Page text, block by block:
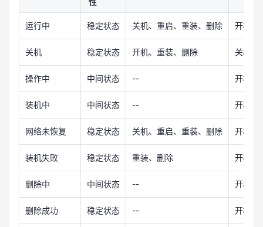
运行中 稳定状态 关机、重启、重装、删除 开机
关机 稳定状态 开机、重装、删除 关机、
操作中 中间状态 -- 开机、
装机中 中间状态 -- 开机、
网络未恢复 稳定状态 关机、重启、重装、删除 开机
装机失败 稳定状态 重装、删除 开机、
删除中 中间状态 -- 开机、
删除成功 稳定状态 -- 开机、